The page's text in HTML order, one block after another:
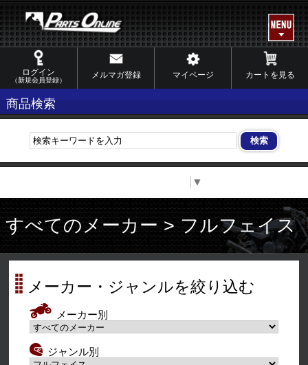
ログイン
（新規会員登録）
メルマガ登録 マイページ カートを見る
商品検索
▼
すべてのメーカー > フルフェイス
メーカー・ジャンルを絞り込む
メーカー別
ジャンル別